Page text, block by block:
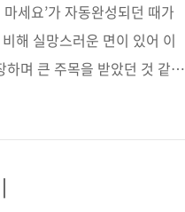
세요’가 자동완성되던 때가
해 실망스러운 면이 있어 이
며 큰 주목을 받았던 것 같기
비교로 억울하게 비판을 받
는(the most wanted) 데이